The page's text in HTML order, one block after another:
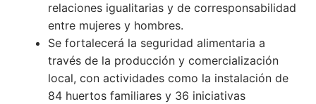
relaciones igualitarias y de corresponsabilidad
entre mujeres y hombres.
Se fortalecerá la seguridad alimentaria a
través de la producción y comercialización
local, con actividades como la instalación de
84 huertos familiares y 36 iniciativas